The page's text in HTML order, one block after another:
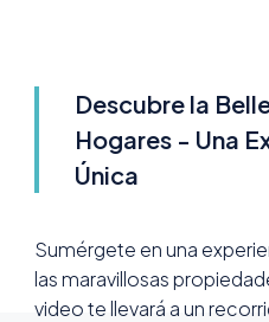
Descubre la
Hogares - Una
Única
Sumérgete en una
las maravillosas
video te llevará a un